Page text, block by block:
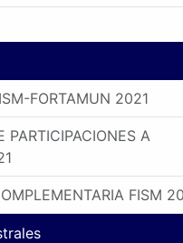
FORTAMUN 2021
PARTICIPACIONES A
FISM